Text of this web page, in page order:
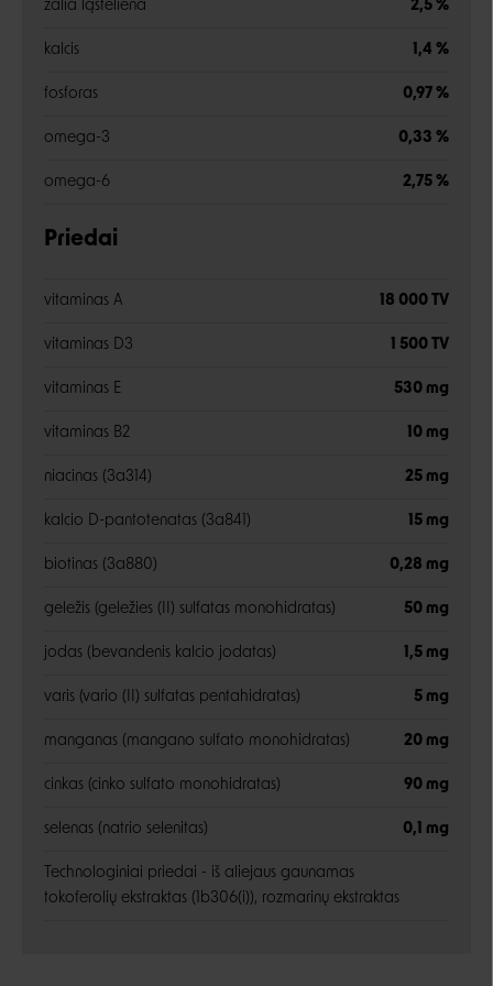
žalia ląsteliena 2,5 %
kalcis 1,4 %
fosforas 0,97 %
omega-3 0,33 %
omega-6 2,75 %
Priedai
vitaminas A 18 000 TV
vitaminas D3 1 500 TV
vitaminas E 530 mg
vitaminas B2 10 mg
niacinas (3a314) 25 mg
kalcio D-pantotenatas (3a841) 15 mg
biotinas (3a880) 0,28 mg
geležis (geležies (II) sulfatas monohidratas) 50 mg
jodas (bevandenis kalcio jodatas) 1,5 mg
varis (vario (II) sulfatas pentahidratas) 5 mg
manganas (mangano sulfato monohidratas) 20 mg
cinkas (cinko sulfato monohidratas) 90 mg
selenas (natrio selenitas) 0,1 mg
Technologiniai priedai - iš aliejaus gaunamas
tokoferolių ekstraktas (1b306(i)), rozmarinų ekstraktas